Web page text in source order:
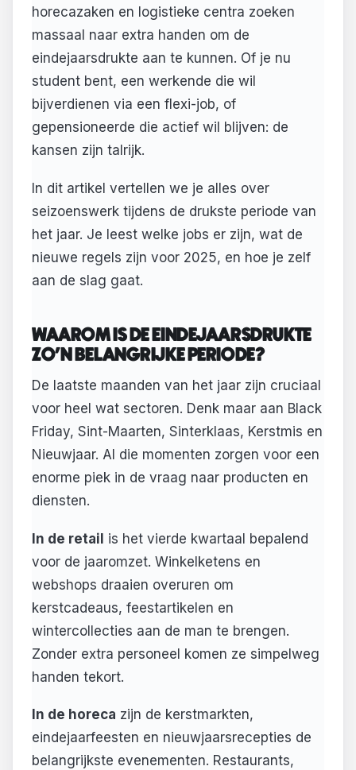
horecazaken en logistieke centra zoeken
massaal naar extra handen om de
eindejaarsdrukte aan te kunnen. Of je nu
student bent, een werkende die wil
bijverdienen via een flexi-job, of
gepensioneerde die actief wil blijven: de
kansen zijn talrijk.
In dit artikel vertellen we je alles over
seizoenswerk tijdens de drukste periode van
het jaar. Je leest welke jobs er zijn, wat de
nieuwe regels zijn voor 2025, en hoe je zelf
aan de slag gaat.
WAAROM IS DE EINDEJAARSDRUKTE
ZO'N BELANGRIJKE PERIODE?
De laatste maanden van het jaar zijn cruciaal
voor heel wat sectoren. Denk maar aan Black
Friday, Sint-Maarten, Sinterklaas, Kerstmis en
Nieuwjaar. Al die momenten zorgen voor een
enorme piek in de vraag naar producten en
diensten.
In de retail is het vierde kwartaal bepalend
voor de jaaromzet. Winkelketens en
webshops draaien overuren om
kerstcadeaus, feestartikelen en
wintercollecties aan de man te brengen.
Zonder extra personeel komen ze simpelweg
handen tekort.
In de horeca zijn de kerstmarkten,
eindejaarfeesten en nieuwjaarsrecepties de
belangrijkste evenementen. Restaurants,